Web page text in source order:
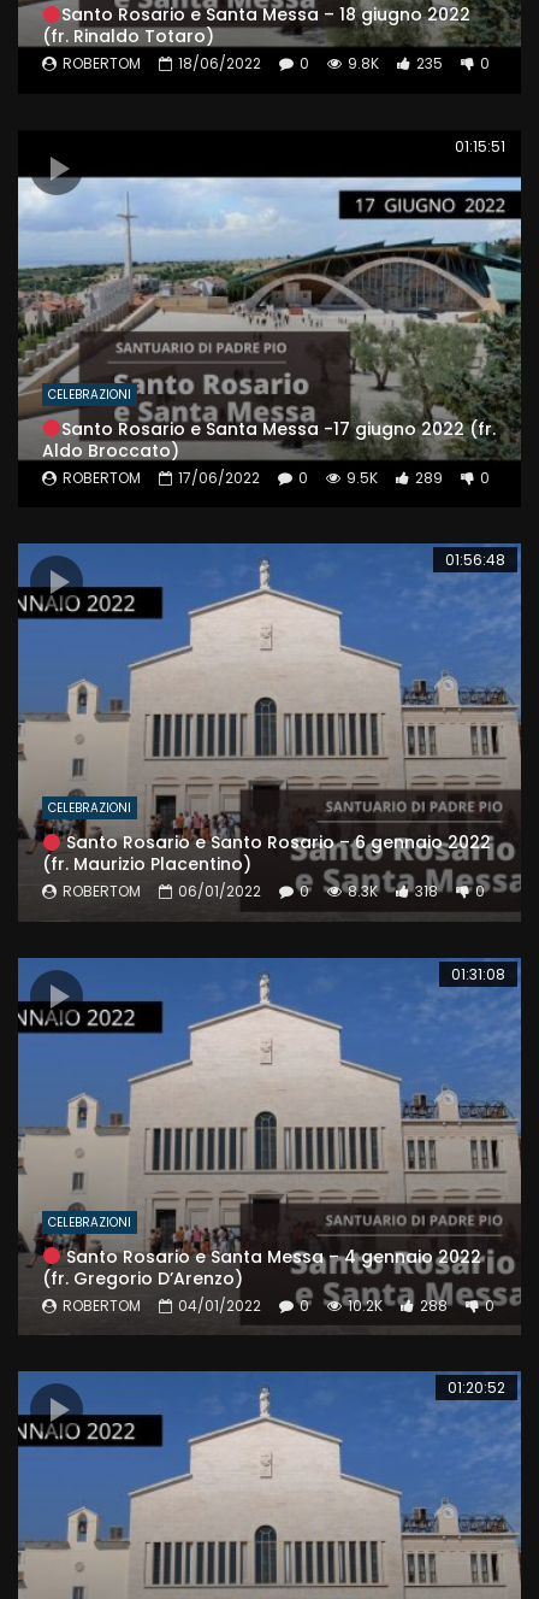
Santo Rosario e Santa Messa – 18 giugno 2022
(fr. Rinaldo Totaro)
ROBERTOM 18/06/2022 0 9.8K 235 0
01:15:51
CELEBRAZIONI
Santo Rosario e Santa Messa -17 giugno 2022 (fr.
Aldo Broccato)
ROBERTOM 17/06/2022 0 9.5K 289 0
01:56:48
CELEBRAZIONI
Santo Rosario e Santo Rosario – 6 gennaio 2022
(fr. Maurizio Placentino)
ROBERTOM 06/01/2022 0 8.3K 318 0
01:31:08
CELEBRAZIONI
Santo Rosario e Santa Messa – 4 gennaio 2022
(fr. Gregorio D’Arenzo)
ROBERTOM 04/01/2022 0 10.2K 288 0
01:20:52